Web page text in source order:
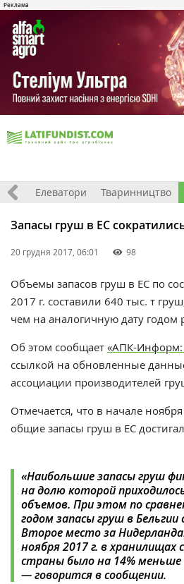
Елеватори Тваринництво
Запасы груш в ЕС
20 грудня 2017, 06:01 98
Объемы запасов груш в ЕС по
2017 г. составили 640 тыс. т
чем на аналогичную дату годом
Об этом сообщает «АПК-
ссылкой на обновленные
ассоциации производителей
Отмечается, что в начале
общие запасы груш в ЕС
«Наибольшие запасы груш
на долю которой
объемов. При этом по
годом запасы груш в Бельгии
Второе место за
ноября 2017 г. в хранилищах
страны было на 14% меньше
— говорится в сообщении.